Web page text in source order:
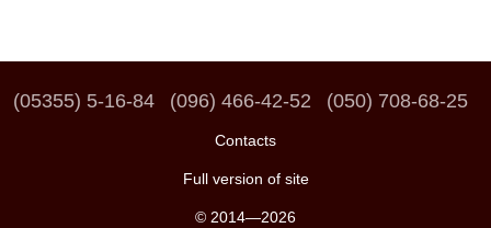
(05355) 5-16-84 (096) 466-42-52 (050) 708-68-25
Contacts
Full version of site
© 2014—2026